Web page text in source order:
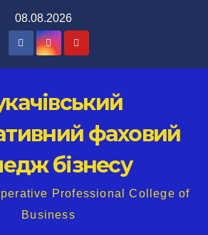
08.08.2026
фаховий
бізнесу
Professional College of
Business